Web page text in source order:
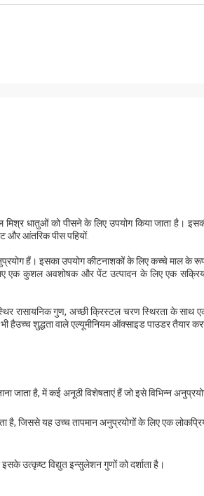
मिश्र धातुओं को पीसने के लिए उपयोग किया जाता है।
और आंतरिक पीस पहियों.
हैं। इसका उपयोग कीटनाशकों के लिए कच्चे माल के
एक कुशल अवशोषक और पेंट उत्पादन के लिए एक
रासायनिक गुण, अच्छी क्रिस्टल चरण स्थिरता के साथ
हैउच्च शुद्धता वाले एल्यूमीनियम ऑक्साइड पाउडर तैयार
है, में कई अनूठी विशेषताएं हैं जो इसे विभिन्न
जिससे यह उच्च तापमान अनुप्रयोगों के लिए एक
उत्कृष्ट विद्युत इन्सुलेशन गुणों को दर्शाता है।